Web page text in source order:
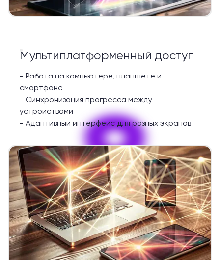
9
Мультиплатформенный доступ
- Работа на компьютере, планшете и
смартфоне
- Синхронизация прогресса между
устройствами
- Адаптивный интерфейс для разных экранов